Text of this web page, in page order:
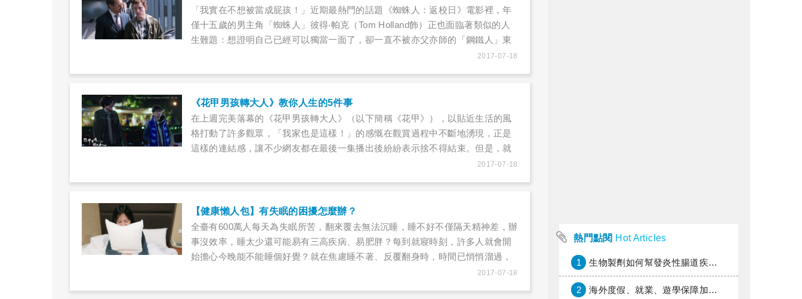
「我實在不想被當成屁孩！」近期最熱門的話題《蜘蛛人：返校日》電影裡，年
僅十五歲的男主角「蜘蛛人」彼得‧帕克（Tom Holland飾）正也面臨著類似的人
生難題：想證明自己已經可以獨當一面了，卻一直不被亦父亦師的「鋼鐵人」東
尼‧史塔克（Robert Downey Jr.飾）肯定。隨著年紀增長，孩子常常會覺得自己已
2017-07-18
《花甲男孩轉大人》教你人生的5件事
在上週完美落幕的《花甲男孩轉大人》（以下簡稱《花甲》），以貼近生活的風
格打動了許多觀眾，「我家也是這樣！」的感慨在觀賞過程中不斷地湧現，正是
這樣的連結感，讓不少網友都在最後一集播出後紛紛表示捨不得結束。但是，就
如同結尾所說的：「故事雖然暫時結束了，但人生還在繼續。」花甲一家的故事
2017-07-18
【健康懶人包】有失眠的困擾怎麼辦？
全臺有600萬人每天為失眠所苦，翻來覆去無法沉睡，睡不好不僅隔天精神差，辦
事沒效率，睡太少還可能易有三高疾病、易肥胖？每到就寢時刻，許多人就會開
始擔心今晚能不能睡個好覺？就在焦慮睡不著、反覆翻身時，時間已悄悄溜過，
天快亮時才昏昏入睡，偏偏鬧鐘無情響起，只得掙扎著起床，兩眼無神的帶著兩
2017-07-18
熱門點閱 Hot Articles
1 生物製劑如何幫發炎性腸道疾病患者抗潰瘍？治療進展與健保給付困境一次看
2 海外度假、就業、遊學保障加倍，富邦產險「一期逐夢」專案加碼遠距醫療與緊急救援